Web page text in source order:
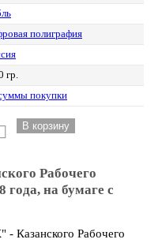
полиграфия
гр.
покупки
Рабочего
года, на бумаге с
Казанского Рабочего